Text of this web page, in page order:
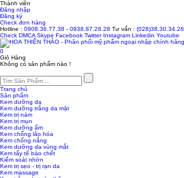
Thành viên
Đăng nhập
Đăng ký
Check đơn hàng
Hotline : 0908.36.77.38 - 0938.87.28.28 Tư vấn : (028)38.30.34.26
Check DMCA Skype Facebook Twitter Instagram Linkedin Youtube
0
Giỏ Hàng
Không có sản phẩm nào !
Trang chủ
Sản phẩm
Kem dưỡng da
Kem dưỡng trắng da mặt
Kem trị nám
Kem trị mụn
Kem dưỡng ẩm
Kem chống lão hóa
Kem chống nắng
Kem dưỡng da vùng mắt
Kem tẩy tế bào chết
Kiểm soát nhờn
Kem trị sẹo - trị rạn da
Kem massage